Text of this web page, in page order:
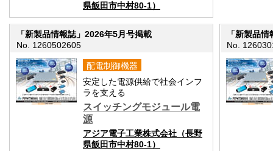
県飯田市中村80-1）
「新製品情報誌」2026年5月号掲載
No. 1260502605
配電制御機器
安定した電源供給で社会インフ
ラを支える
スイッチングモジュール電
源
アジア電子工業株式会社（長野
県飯田市中村80-1）
「新製品
No.